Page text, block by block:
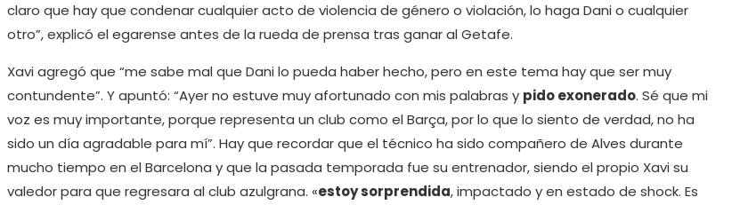
claro que hay que condenar cualquier acto de violencia de género o violación, lo haga Dani o cualquier
otro”, explicó el egarense antes de la rueda de prensa tras ganar al Getafe.
Xavi agregó que “me sabe mal que Dani lo pueda haber hecho, pero en este tema hay que ser muy
contundente”. Y apuntó: “Ayer no estuve muy afortunado con mis palabras y pido exonerado. Sé que mi
voz es muy importante, porque representa un club como el Barça, por lo que lo siento de verdad, no ha
sido un día agradable para mí”. Hay que recordar que el técnico ha sido compañero de Alves durante
mucho tiempo en el Barcelona y que la pasada temporada fue su entrenador, siendo el propio Xavi su
valedor para que regresara al club azulgrana. «estoy sorprendida, impactado y en estado de shock. Es